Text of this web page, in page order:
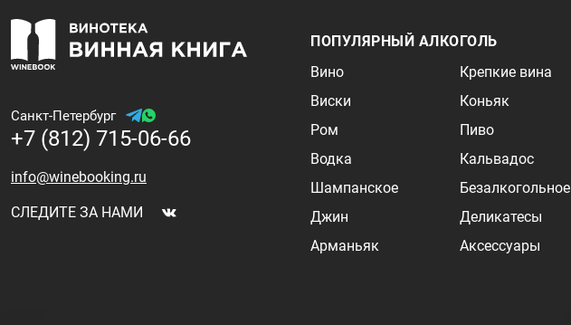
Санкт-Петербург
+7 (812) 715-06-66
info@winebooking.ru
СЛЕДИТЕ ЗА НАМИ
ПОПУЛЯРНЫЙ АЛКОГОЛЬ
Вино
Виски
Ром
Водка
Шампанское
Джин
Арманьяк
Крепкие вина
Коньяк
Пиво
Кальвадос
Безалкогольное
Деликатесы
Аксессуары